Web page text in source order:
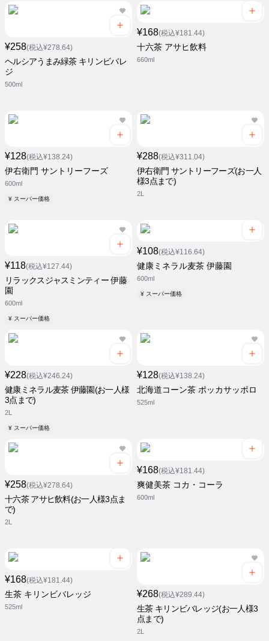
¥258(税込¥278.64)
ヘルシアうまみ緑茶 キリンビバレ
ジ
500ml
¥168(税込¥181.44)
十六茶 アサヒ飲料
660ml
¥128(税込¥138.24)
伊右衛門 サントリーフーズ
600ml
¥ スーパー価格
¥288(税込¥311.04)
伊右衛門 サントリーフーズ(お一人
様3点まで)
2L
¥118(税込¥127.44)
リラックスジャスミンティー 伊藤
園
600ml
¥ スーパー価格
¥108(税込¥116.64)
健康ミネラル麦茶 伊藤園
600ml
¥ スーパー価格
¥228(税込¥246.24)
健康ミネラル麦茶 伊藤園(お一人様
3点まで)
2L
¥ スーパー価格
¥128(税込¥138.24)
北海道コーン茶 ポッカサッポロ
525ml
¥258(税込¥278.64)
十六茶 アサヒ飲料(お一人様3点ま
で)
2L
¥168(税込¥181.44)
爽健美茶 コカ・コーラ
600ml
¥168(税込¥181.44)
生茶 キリンビバレッジ
525ml
¥268(税込¥289.44)
生茶 キリンビバレッジ(お一人様3
点まで)
2L